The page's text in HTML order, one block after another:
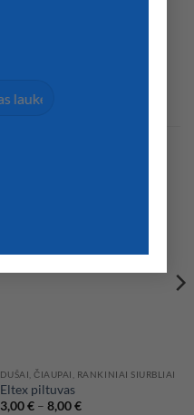
DUŠAI, ČIAUPAI, RANKINIAI SIURBLIAI
Eltex piltuvas
3,00€ – 8,00€Price